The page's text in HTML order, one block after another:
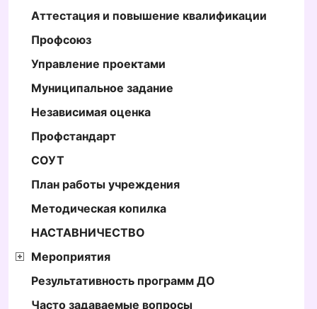
Аттестация и повышение квалификации
Профсоюз
Управление проектами
Муниципальное задание
Независимая оценка
Профстандарт
СОУТ
План работы учреждения
Методическая копилка
НАСТАВНИЧЕСТВО
Мероприятия
Результативность программ ДО
Часто задаваемые вопросы